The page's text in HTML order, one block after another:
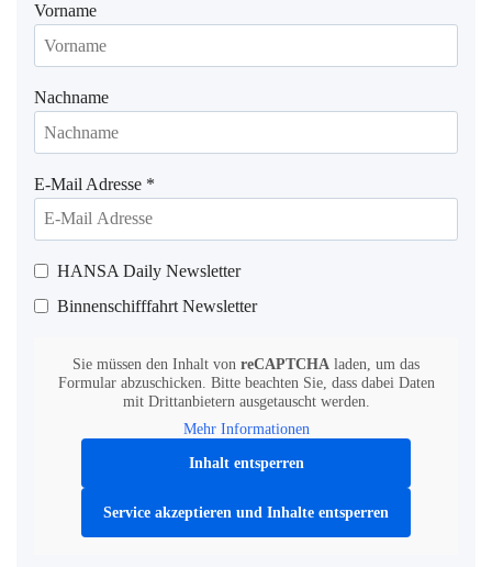
Vorname
Nachname
E-Mail Adresse *
HANSA Daily Newsletter
Binnenschifffahrt Newsletter
Sie müssen den Inhalt von reCAPTCHA laden, um das
Formular abzuschicken. Bitte beachten Sie, dass dabei Daten
mit Drittanbietern ausgetauscht werden.
Mehr Informationen
Inhalt entsperren
Service akzeptieren und Inhalte entsperren